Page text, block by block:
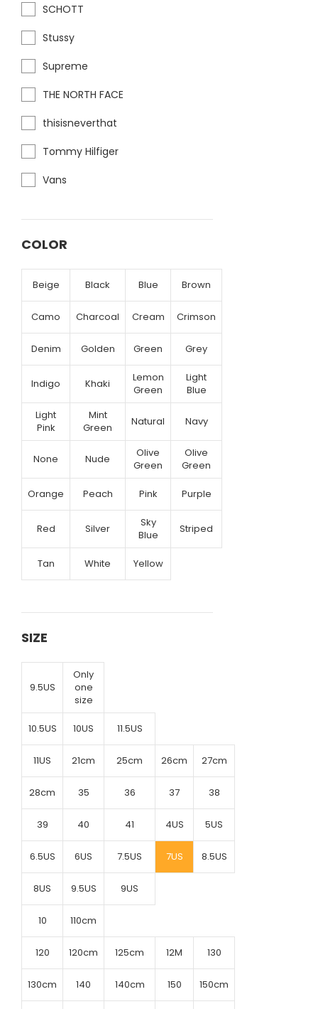
SCHOTT
Stussy
Supreme
THE NORTH FACE
thisisneverthat
Tommy Hilfiger
Vans
COLOR
Beige Black Blue Brown
Camo Charcoal Cream Crimson
Denim Golden Green Grey
Indigo Khaki
Lemon
Green
Light
Blue
Light
Pink
Mint
Green
Natural Navy
None Nude
Olive
Green
Olive
Green
Orange Peach Pink Purple
Red Silver
Sky
Blue
Striped
Tan White Yellow
SIZE
9.5US
Only
one
size
10.5US 10US 11.5US
11US 21cm 25cm 26cm 27cm
28cm 35 36 37 38
39 40 41 4US 5US
6.5US 6US 7.5US 7US 8.5US
8US 9.5US 9US
10 110cm
120 120cm 125cm 12M 130
130cm 140 140cm 150 150cm